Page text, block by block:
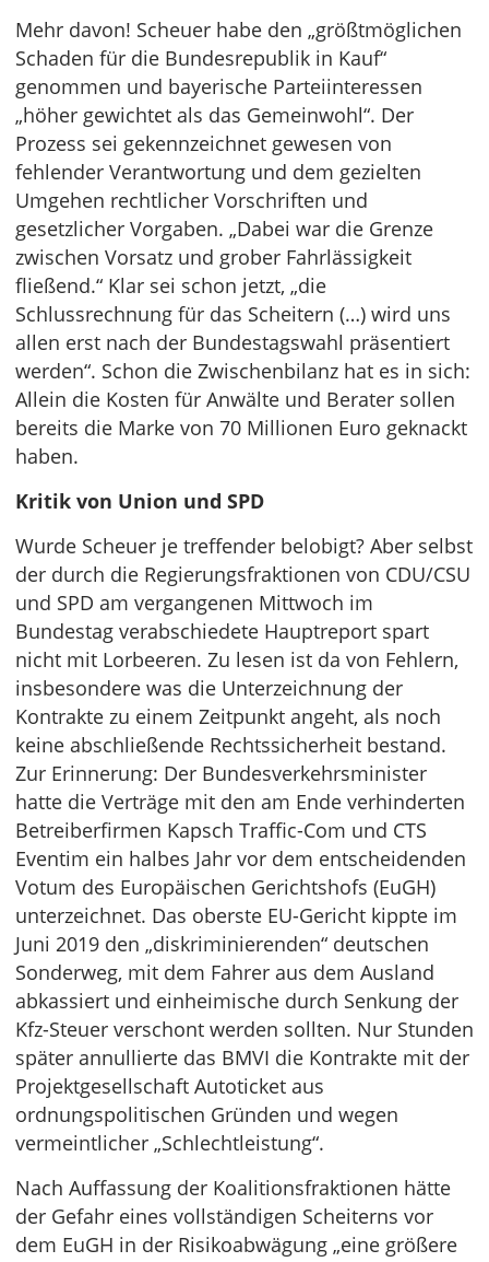
Mehr davon! Scheuer habe den „größtmöglichen
Schaden für die Bundesrepublik in Kauf“
genommen und bayerische Parteiinteressen
„höher gewichtet als das Gemeinwohl“. Der
Prozess sei gekennzeichnet gewesen von
fehlender Verantwortung und dem gezielten
Umgehen rechtlicher Vorschriften und
gesetzlicher Vorgaben. „Dabei war die Grenze
zwischen Vorsatz und grober Fahrlässigkeit
fließend.“ Klar sei schon jetzt, „die
Schlussrechnung für das Scheitern (…) wird uns
allen erst nach der Bundestagswahl präsentiert
werden“. Schon die Zwischenbilanz hat es in sich:
Allein die Kosten für Anwälte und Berater sollen
bereits die Marke von 70 Millionen Euro geknackt
haben.
Kritik von Union und SPD
Wurde Scheuer je treffender belobigt? Aber selbst
der durch die Regierungsfraktionen von CDU/CSU
und SPD am vergangenen Mittwoch im
Bundestag verabschiedete Hauptreport spart
nicht mit Lorbeeren. Zu lesen ist da von Fehlern,
insbesondere was die Unterzeichnung der
Kontrakte zu einem Zeitpunkt angeht, als noch
keine abschließende Rechtssicherheit bestand.
Zur Erinnerung: Der Bundesverkehrsminister
hatte die Verträge mit den am Ende verhinderten
Betreiberfirmen Kapsch Traffic-Com und CTS
Eventim ein halbes Jahr vor dem entscheidenden
Votum des Europäischen Gerichtshofs (EuGH)
unterzeichnet. Das oberste EU-Gericht kippte im
Juni 2019 den „diskriminierenden“ deutschen
Sonderweg, mit dem Fahrer aus dem Ausland
abkassiert und einheimische durch Senkung der
Kfz-Steuer verschont werden sollten. Nur Stunden
später annullierte das BMVI die Kontrakte mit der
Projektgesellschaft Autoticket aus
ordnungspolitischen Gründen und wegen
vermeintlicher „Schlechtleistung“.
Nach Auffassung der Koalitionsfraktionen hätte
der Gefahr eines vollständigen Scheiterns vor
dem EuGH in der Risikoabwägung „eine größere